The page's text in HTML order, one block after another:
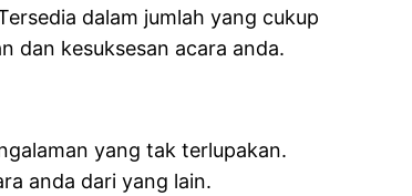
dalam jumlah yang cukup
dan kesuksesan acara anda.
yang tak terlupakan.
anda dari yang lain.